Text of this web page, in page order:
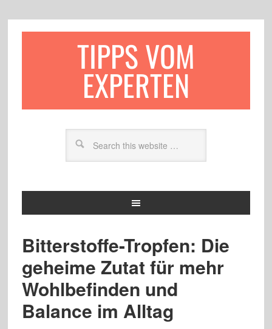
TIPPS VOM
EXPERTEN
Bitterstoffe-Tropfen: Die
geheime Zutat für mehr
Wohlbefinden und
Balance im Alltag